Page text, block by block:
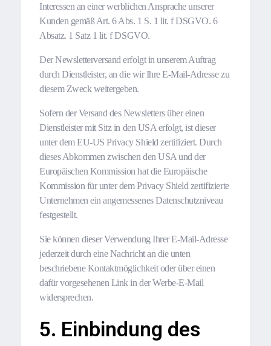
Interessen an einer werblichen Ansprache unserer
Kunden gemäß Art. 6 Abs. 1 S. 1 lit. f DSGVO. 6
Absatz. 1 Satz 1 lit. f DSGVO.
Der Newsletterversand erfolgt in unserem Auftrag
durch Dienstleister, an die wir Ihre E-Mail-Adresse zu
diesem Zweck weitergeben.
Sofern der Versand des Newsletters über einen
Dienstleister mit Sitz in den USA erfolgt, ist dieser
unter dem EU-US Privacy Shield zertifiziert. Durch
dieses Abkommen zwischen den USA und der
Europäischen Kommission hat die Europäische
Kommission für unter dem Privacy Shield zertifizierte
Unternehmen ein angemessenes Datenschutzniveau
festgestellt.
Sie können dieser Verwendung Ihrer E-Mail-Adresse
jederzeit durch eine Nachricht an die unten
beschriebene Kontaktmöglichkeit oder über einen
dafür vorgesehenen Link in der Werbe-E-Mail
widersprechen.
5. Einbindung des